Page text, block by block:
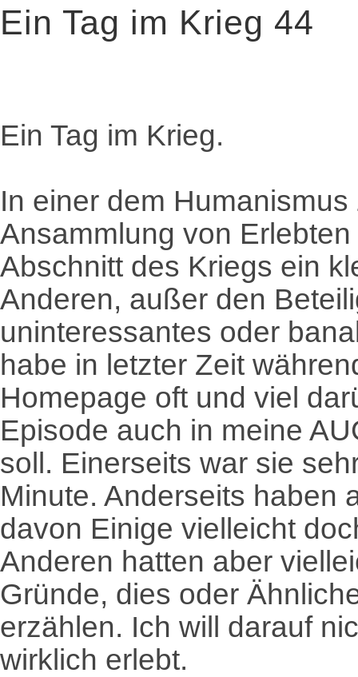
Ein Tag im Krieg 44
Ein Tag im Krieg.
In einer dem
Ansammlung von
Abschnitt des Kriegs ein
Anderen, außer den
uninteressantes oder
habe in letzter Zeit
Homepage oft und viel
Episode auch in meine
soll. Einerseits war sie
Minute. Anderseits haben
davon Einige vielleicht
Anderen hatten aber
Gründe, dies oder
erzählen. Ich will darauf
wirklich erlebt.